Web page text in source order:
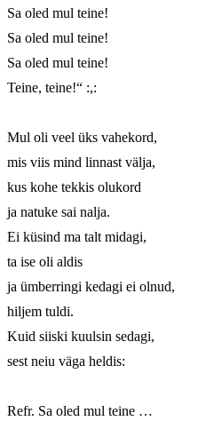
Sa oled mul teine!
Sa oled mul teine!
Sa oled mul teine!
Teine, teine!“ :,:
Mul oli veel üks vahekord,
mis viis mind linnast välja,
kus kohe tekkis olukord
ja natuke sai nalja.
Ei küsind ma talt midagi,
ta ise oli aldis
ja ümberringi kedagi ei olnud,
hiljem tuldi.
Kuid siiski kuulsin sedagi,
sest neiu väga heldis:
Refr. Sa oled mul teine …